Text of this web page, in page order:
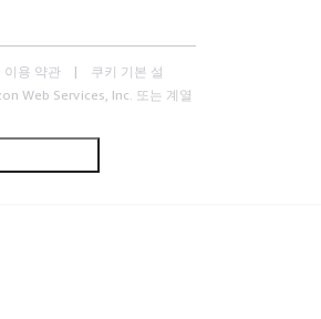
이용 약관
쿠키 기본 설
Web Services, Inc. 또는 계열